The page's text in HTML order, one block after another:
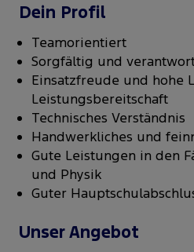
Dein Profil
Teamorientiert
Sorgfältig und
Einsatzfreude und hohe
Leistungsbereitschaft
Technisches Verständnis
Handwerkliches und
Gute Leistungen in den
und Physik
Guter
Unser Angebot